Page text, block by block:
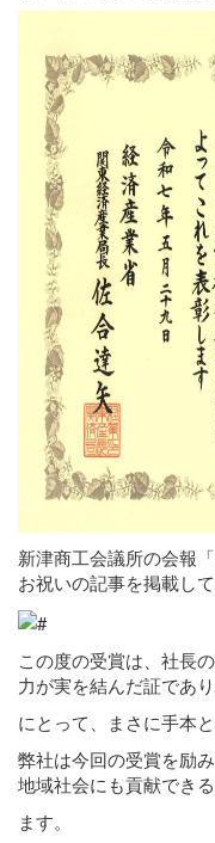
新津商工会議所の会報
お祝いの記事を掲載し
この度の受賞は、社長
力が実を結んだ証であ
にとって、まさに手本
弊社は今回の受賞を励
地域社会にも貢献でき
ます。